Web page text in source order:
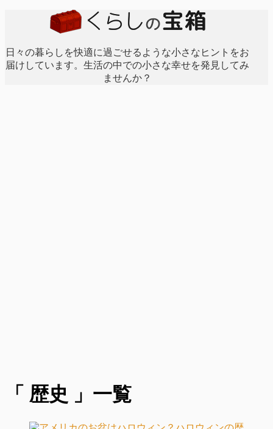
日々の暮らしを快適に過ごせるような小さなヒントをお
届けしています。生活の中での小さな幸せを発見してみ
ませんか？
「 歴史 」一覧